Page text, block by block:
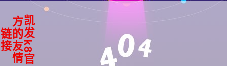
凯
k
8
官
方
友
情